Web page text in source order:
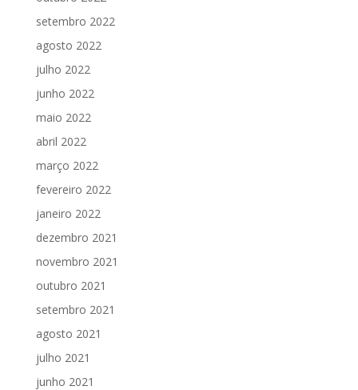
setembro 2022
agosto 2022
julho 2022
junho 2022
maio 2022
abril 2022
março 2022
fevereiro 2022
janeiro 2022
dezembro 2021
novembro 2021
outubro 2021
setembro 2021
agosto 2021
julho 2021
junho 2021